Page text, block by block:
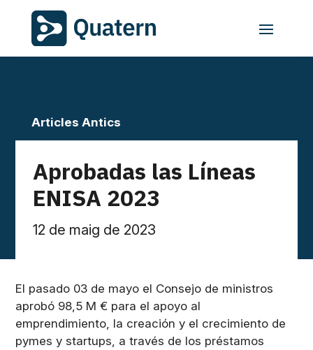
Articles Antics
Aprobadas las Líneas
ENISA 2023
12 de maig de 2023
El pasado 03 de mayo el Consejo de ministros
aprobó 98,5 M € para el apoyo al
emprendimiento, la creación y el crecimiento de
pymes y startups, a través de los préstamos